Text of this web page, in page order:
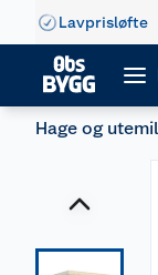
Lavprisløfte
Hage og